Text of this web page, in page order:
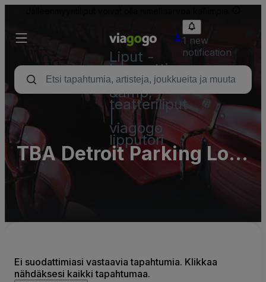
Liput -
konsertti,
urheilu
&amp;
teatteriliput
viagogo
lipputori
1 new
notification
TBA Detroit Parking Lots
(InActive)
Ei suodattimiasi vastaavia tapahtumia. Klikkaa
nähdäksesi kaikki tapahtumaa.